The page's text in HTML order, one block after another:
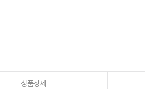
상품상세